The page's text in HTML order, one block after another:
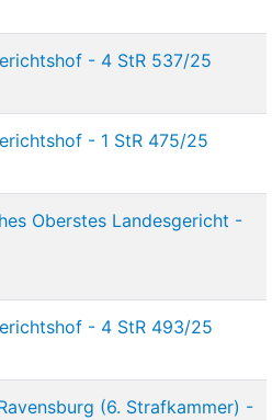
- 4 StR 537/25
- 1 StR 475/25
Oberstes Landesgericht -
- 4 StR 493/25
(6. Strafkammer) -